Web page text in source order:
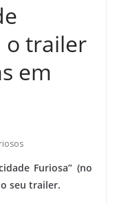
o trailer
em
Furiosa” (no
o seu trailer.